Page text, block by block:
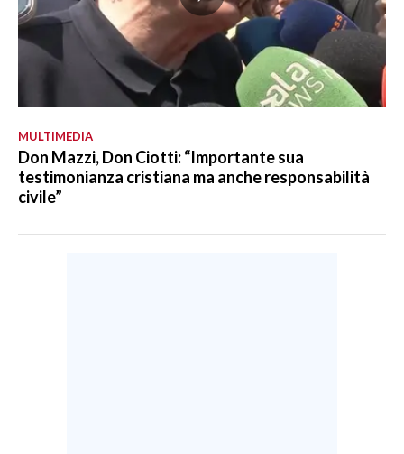
MULTIMEDIA
Don Mazzi, Don Ciotti: “Importante sua
testimonianza cristiana ma anche responsabilità
civile”